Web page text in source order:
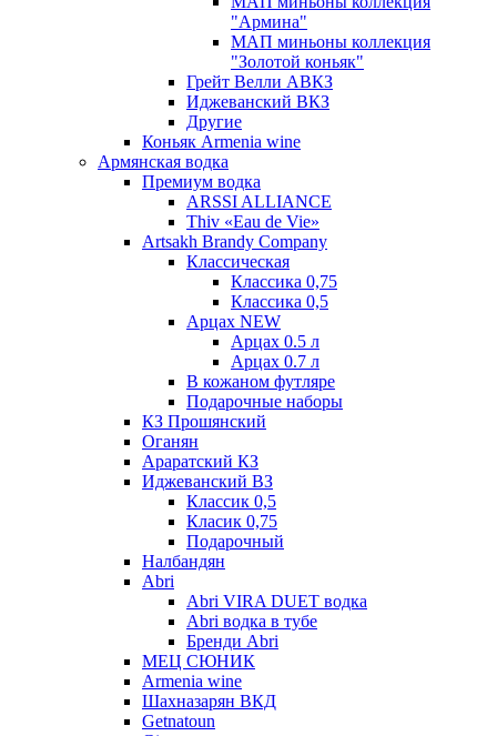
"Армина"
МАП миньоны коллекция
"Золотой коньяк"
Грейт Велли АВКЗ
Иджеванский ВКЗ
Другие
Коньяк Armenia wine
Армянская водка
Премиум водка
ARSSI ALLIANCE
Thiv «Eau de Vie»
Artsakh Brandy Company
Классическая
Классика 0,75
Классика 0,5
Арцах NEW
Арцах 0.5 л
Арцах 0.7 л
В кожаном футляре
Подарочные наборы
КЗ Прошянский
Оганян
Араратский КЗ
Иджеванский ВЗ
Классик 0,5
Класик 0,75
Подарочный
Налбандян
Abri
Abri VIRA DUET водка
Abri водка в тубе
Бренди Abri
МЕЦ СЮНИК
Armenia wine
Шахназарян ВКД
Getnatoun